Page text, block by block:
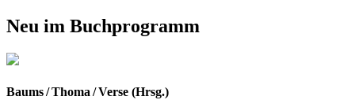
Neu im Buchprogramm
Baums / Thoma / Verse (Hrsg.)